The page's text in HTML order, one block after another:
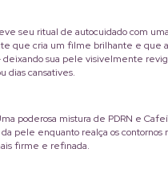
seu ritual de autocuidado com uma
que cria um filme brilhante e que
sua pele visivelmente
dias cansatives.
poderosa mistura de PDRN e
pele enquanto realça os contornos
firme e refinada.